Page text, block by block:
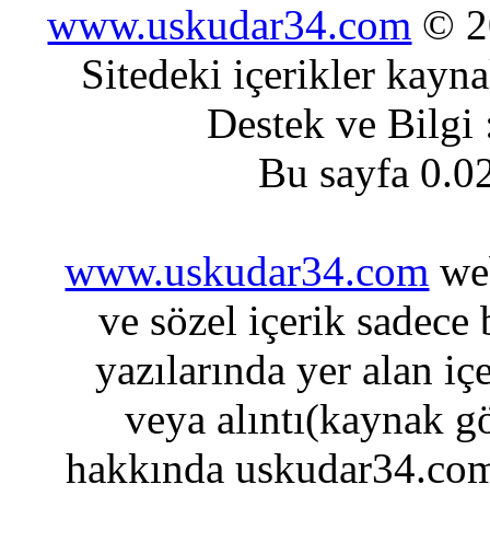
www.uskudar34.com ©
Sitedeki içerikler
Destek ve
Bu sayfa
www.uskudar34.com
ve sözel içerik sadece
yazılarında yer alan
veya alıntı(kaynak
hakkında